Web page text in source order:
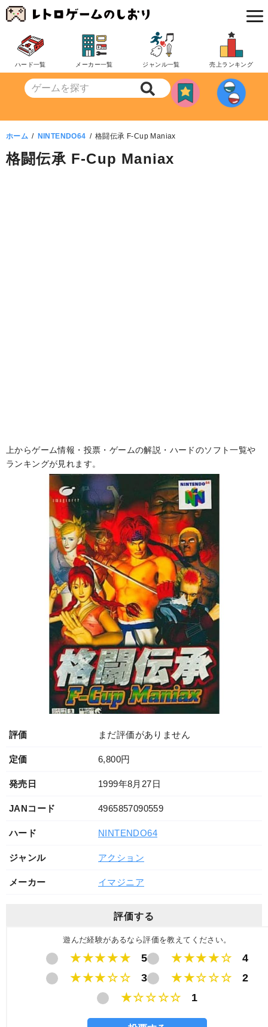
コ
ン
ツ
動
ハード一覧 メーカー一覧 ジャンル一覧 売上ランキング
ホーム NINTENDO64 格闘伝承 F-Cup Maniax
格闘伝承 F-Cup Maniax
上からゲーム情報・投票・ゲームの解説・ハードのソフト一覧や
ランキングが見れます。
評価 まだ評価がありません
定価 6,800円
発売日 1999年8月27日
JANコード 4965857090559
ハード NINTENDO64
ジャンル アクション
メーカー イマジニア
評価する
遊んだ経験があるなら評価を教えてください。
★★★★★ 5 ★★★★☆
4
★★★☆☆
3 ★★☆☆☆
2
★☆☆☆☆
1